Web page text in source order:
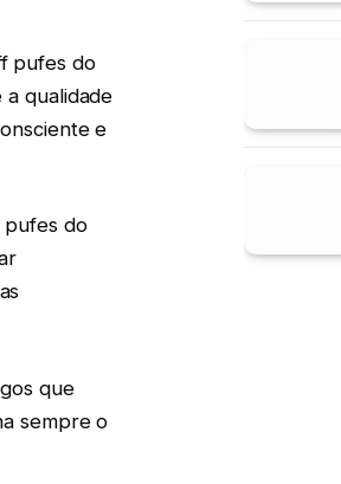
pufes do
a qualidade
e
pufes do
que
sempre o